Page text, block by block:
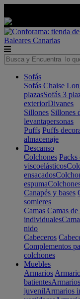
Baleares Canarias
Sofás
Sofás Chaise
plazasSofás 3
exteriorDivanes
Sillones Sillones
levantapersonas
Puffs Puffs
almacenaje
Descanso
Colchones Packs
viscoelásticos
ensacados
espuma
Canapés y bases
somieres
Camas Camas
individuales
nido
Cabeceros
Complementos
colchones
Muebles
Armarios
batientes
juvenilArmarios